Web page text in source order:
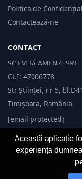
Politica de
Contactează-ne
CONTACT
SC EVITĂ AMENZI SRL
CUI: 47006778
Str Științei, nr 5,
Timișoara, România
[email protected]
© 2026 Evită Amenzi.
Această aplicație
experiența